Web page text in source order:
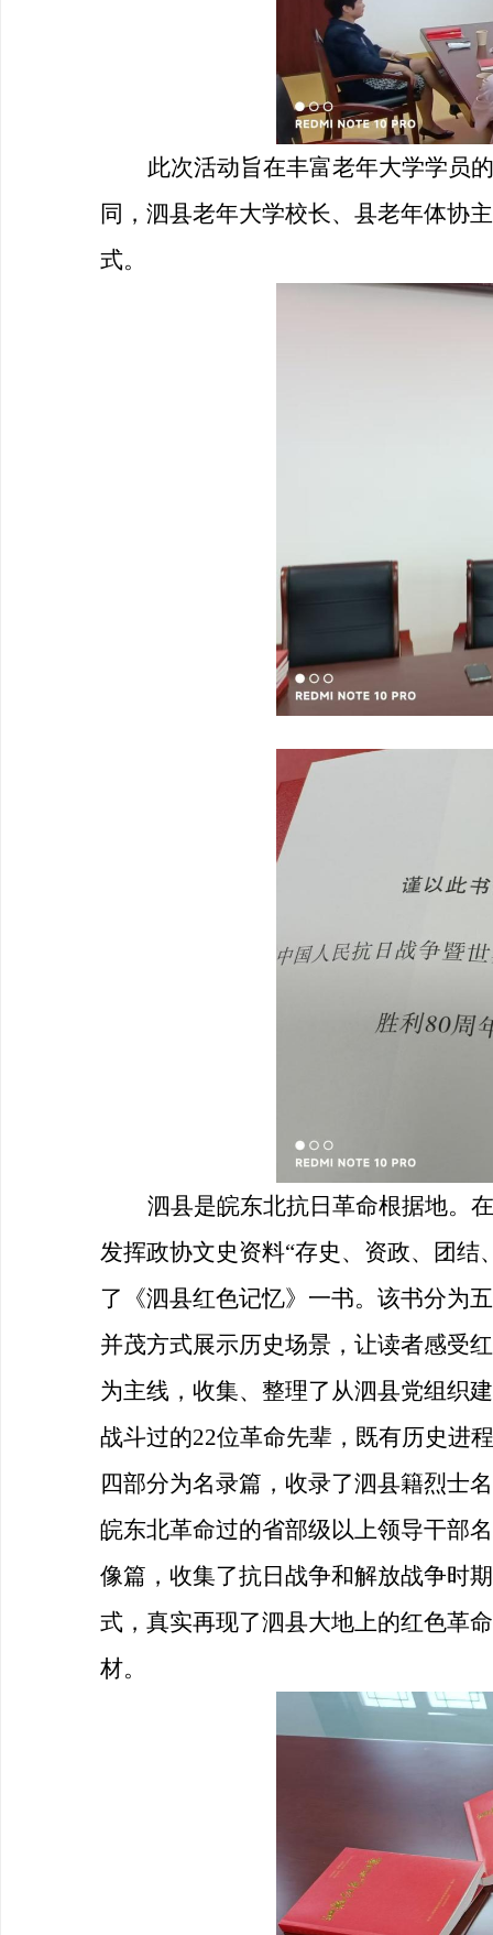
此次活动旨在丰富老年大学学员
同 ， 泗县老年大学校长、县老年体协
式。
泗县是皖东北抗日革命根据地。
发挥政协文史资料“存史、资政、团
了《泗县红色记忆》一书。该书分为
并茂方式展示历史场景，让读者感受
为主线，收集、整理了从泗县党组织
战斗过的22位革命先辈，既有历史进
四部分为名录篇，收录了泗县籍烈士
皖东北革命过的省部级以上领导干部
像篇，收集了抗日战争和解放战争时
式，真实再现了泗县大地上的红色革
材。